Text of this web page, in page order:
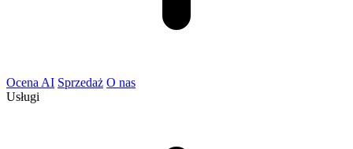
Ocena AI Sprzedaż O nas
Usługi